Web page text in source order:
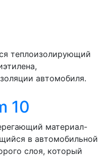
теплоизолирующий
автомобиля.
10
материал-
в автомобильной
слоя, который